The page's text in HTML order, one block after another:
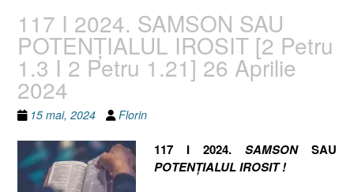
117 I 2024. SAMSON SAU
POTENȚIALUL IROSIT [2 Petru
1.3 I 2 Petru 1.21] 26 Aprilie
2024
15 mai, 2024 Florin
117 I 2024. SAMSONSAU
POTENȚIALUL IROSIT !